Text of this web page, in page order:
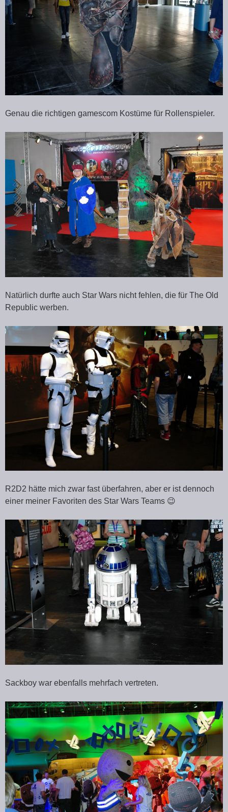
Genau die richtigen gamescom Kostüme für Rollenspieler.
Natürlich durfte auch Star Wars nicht fehlen, die für The Old
Republic werben.
R2D2 hätte mich zwar fast überfahren, aber er ist dennoch
einer meiner Favoriten des Star Wars Teams 😉
Sackboy war ebenfalls mehrfach vertreten.